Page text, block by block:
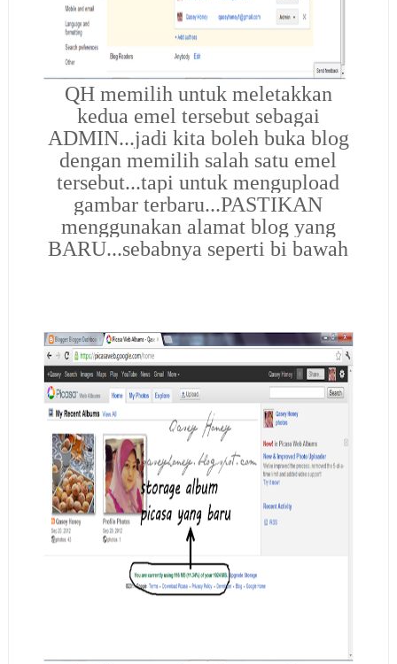
QH memilih untuk meletakkan
kedua emel tersebut sebagai
ADMIN...jadi kita boleh buka blog
dengan memilih salah satu emel
tersebut...tapi untuk mengupload
gambar terbaru...PASTIKAN
menggunakan alamat blog yang
BARU...sebabnya seperti bi bawah